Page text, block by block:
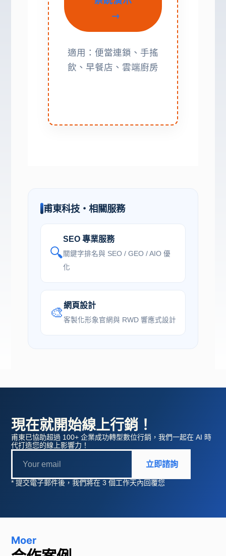
→
適用：便當連鎖、手搖
飲、早餐店、雲端廚房
甫東科技・相關服務
🔍
SEO 專業服務
關鍵字排名與 SEO / GEO / AIO 優
化
🎨網頁設計
客製化形象官網與 RWD 響應式設計
現在就開始線上行銷！
甫東已協助超過 100+ 企業成功轉型數位行銷，我們一起在 AI 時
代打造您的線上影響力！
立即諮詢
* 提交電子郵件後，我們將在 3 個工作天內回覆您
Moer